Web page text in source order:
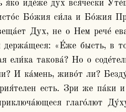
иде́же дух вся́чески
Бо́жия си́ла и Бо́жия
Дух, не о Нем рече́
держа́щеся: «Е́же бысть,
ели́ка такова́? Но о
И ка́мень, живо́т ли?
есть. Зри же па́ки
глаго́лют